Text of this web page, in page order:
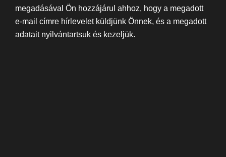
megadásával Ön hozzájárul ahhoz, hogy a megadott
e-mail címre hírlevelet küldjünk Önnek, és a megadott
adatait nyilvántartsuk és kezeljük.